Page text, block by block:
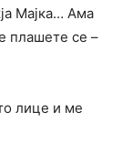
Мајка… Ама
плашете ce –
лице и ме